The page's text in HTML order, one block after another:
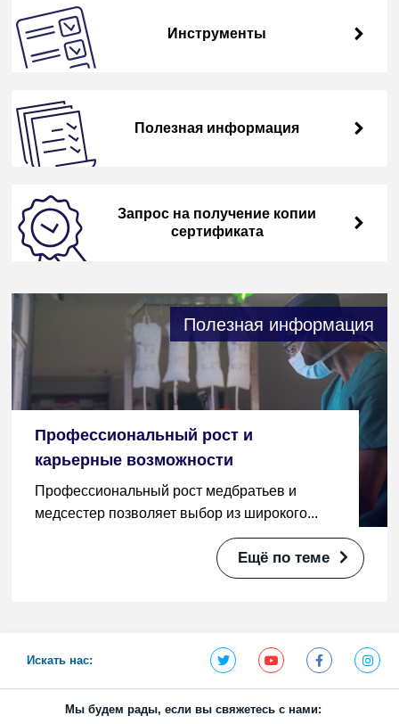
Инструменты
Полезная информация
Запрос на получение копии
сертификата
Полезная информация
Профессиональный рост и
карьерные возможности
Профессиональный рост медбратьев и
медсестер позволяет выбор из широкого...
Ещё по теме
Мы будем рады, если вы свяжетесь с нами:
Искать нас: